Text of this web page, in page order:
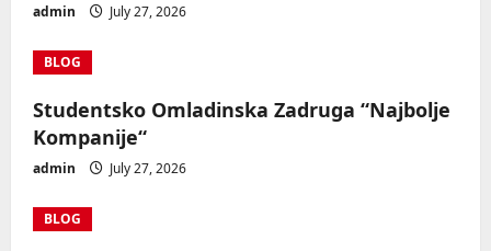
admin July 27, 2026
BLOG
Studentsko Omladinska Zadruga “Najbolje
Kompanije“
admin July 27, 2026
BLOG